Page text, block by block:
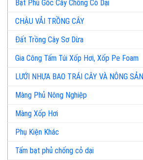
Bạt Phủ Gốc Cây Chống Cỏ Dại
CHẬU VẢI TRỒNG CÂY
Đất Trồng Cây Sơ Dừa
Gia Công Tấm Túi Xốp Hơi, Xốp Pe Foam
LƯỚI NHỰA BAO TRÁI CÂY VÀ NÔNG SẢN
Màng Phủ Nông Nghiệp
Màng Xốp Hơi
Phụ Kiện Khác
Tấm bạt phủ chống cỏ dại